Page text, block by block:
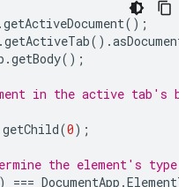
.getActiveDocument();
.getActiveTab().
.getBody();
in the active tab's
getChild(0);
the element's type.
=== DocumentApp .